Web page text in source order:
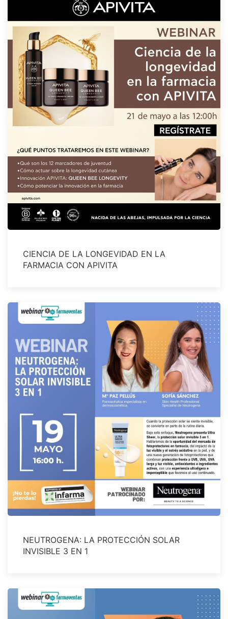
CIENCIA DE LA LONGEVIDAD EN LA
FARMACIA CON APIVITA
NEUTROGENA: LA PROTECCIÓN SOLAR
INVISIBLE 3 EN 1